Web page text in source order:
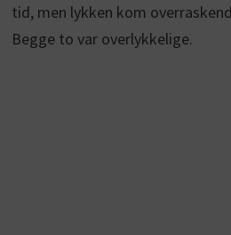
tid, men lykken kom
Begge to var overlykkelige.